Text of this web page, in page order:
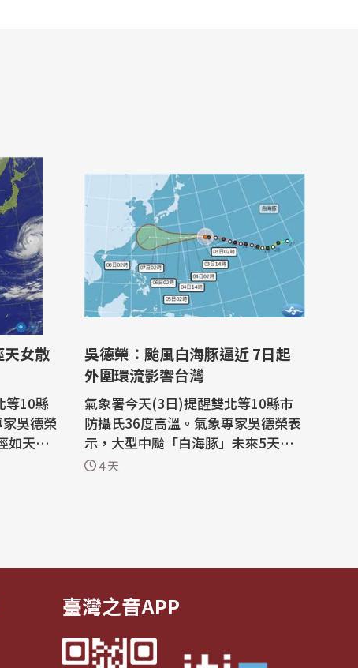
天女散
等10縣
吳德榮
如天女
灣北部
吳德榮：颱風白海豚逼近 7日起
外圍環流影響台灣
氣象署今天(3日)提醒雙北等10縣市
防攝氏36度高溫。氣象專家吳德榮表
示，大型中颱「白海豚」未來5天朝
琉球移動，後期路徑不確定性加大，
4 天
臺灣之音APP